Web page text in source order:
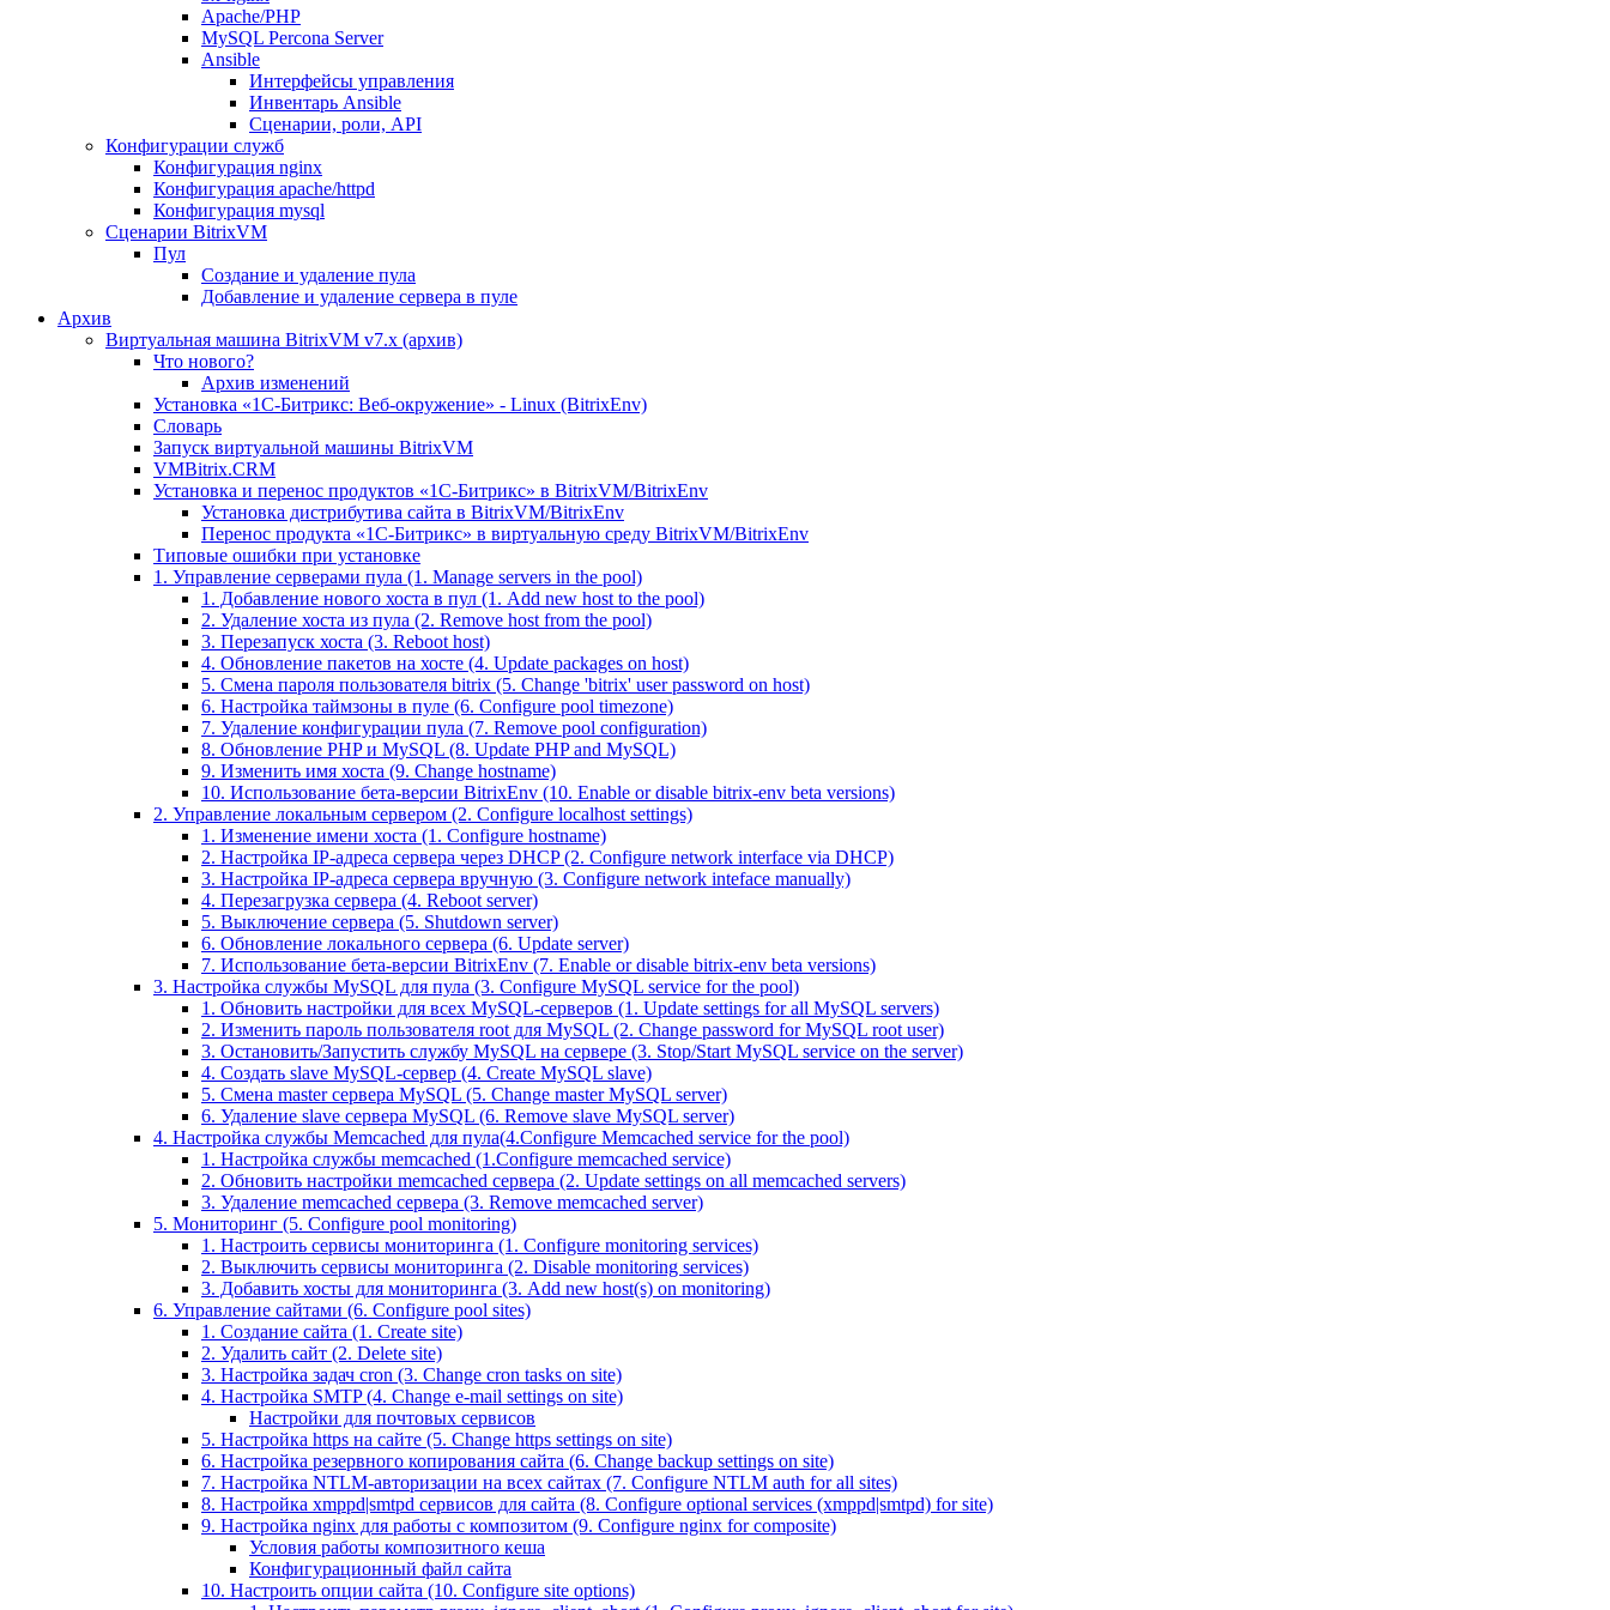
Apache/PHP
MySQL Percona Server
Ansible
Интерфейсы управления
Инвентарь Ansible
Сценарии, роли, API
Конфигурации служб
Конфигурация nginx
Конфигурация apache/httpd
Конфигурация mysql
Сценарии BitrixVM
Пул
Создание и удаление пула
Добавление и удаление сервера в пуле
Архив
Виртуальная машина BitrixVM v7.x (архив)
Что нового?
Архив изменений
Установка «1С-Битрикс: Веб-окружение» - Linux (BitrixEnv)
Словарь
Запуск виртуальной машины BitrixVM
VMBitrix.CRM
Установка и перенос продуктов «1С-Битрикс» в BitrixVM/BitrixEnv
Установка дистрибутива сайта в BitrixVM/BitrixEnv
Перенос продукта «1C-Битрикс» в виртуальную среду BitrixVM/BitrixEnv
Типовые ошибки при установке
1. Управление серверами пула (1. Manage servers in the pool)
1. Добавление нового хоста в пул (1. Add new host to the pool)
2. Удаление хоста из пула (2. Remove host from the pool)
3. Перезапуск хоста (3. Reboot host)
4. Обновление пакетов на хосте (4. Update packages on host)
5. Смена пароля пользователя bitrix (5. Change 'bitrix' user password on host)
6. Настройка таймзоны в пуле (6. Configure pool timezone)
7. Удаление конфигурации пула (7. Remove pool configuration)
8. Обновление PHP и MySQL (8. Update PHP and MySQL)
9. Изменить имя хоста (9. Change hostname)
10. Использование бета-версии BitrixEnv (10. Enable or disable bitrix-env beta versions)
2. Управление локальным сервером (2. Configure localhost settings)
1. Изменение имени хоста (1. Configure hostname)
2. Настройка IP-адреса сервера через DHCP (2. Configure network interface via DHCP)
3. Настройка IP-адреса сервера вручную (3. Configure network inteface manually)
4. Перезагрузка сервера (4. Reboot server)
5. Выключение сервера (5. Shutdown server)
6. Обновление локального сервера (6. Update server)
7. Использование бета-версии BitrixEnv (7. Enable or disable bitrix-env beta versions)
3. Настройка службы MySQL для пула (3. Configure MySQL service for the pool)
1. Обновить настройки для всех MySQL-серверов (1. Update settings for all MySQL servers)
2. Изменить пароль пользователя root для MySQL (2. Change password for MySQL root user)
3. Остановить/Запустить службу MySQL на сервере (3. Stop/Start MySQL service on the server)
4. Создать slave MySQL-сервер (4. Create MySQL slave)
5. Смена master сервера MySQL (5. Change master MySQL server)
6. Удаление slave сервера MySQL (6. Remove slave MySQL server)
4. Настройка службы Memcached для пула(4.Configure Memcached service for the pool)
1. Настройка службы memcached (1.Configure memcached service)
2. Обновить настройки memcached сервера (2. Update settings on all memcached servers)
3. Удаление memcached сервера (3. Remove memcached server)
5. Мониторинг (5. Configure pool monitoring)
1. Настроить сервисы мониторинга (1. Configure monitoring services)
2. Выключить сервисы мониторинга (2. Disable monitoring services)
3. Добавить хосты для мониторинга (3. Add new host(s) on monitoring)
6. Управление сайтами (6. Configure pool sites)
1. Создание сайта (1. Create site)
2. Удалить сайт (2. Delete site)
3. Настройка задач cron (3. Change cron tasks on site)
4. Настройка SMTP (4. Change e-mail settings on site)
Настройки для почтовых сервисов
5. Настройка https на сайте (5. Change https settings on site)
6. Настройка резервного копирования сайта (6. Change backup settings on site)
7. Настройка NTLM-авторизации на всех сайтах (7. Configure NTLM auth for all sites)
8. Настройка xmppd|smtpd сервисов для сайта (8. Configure optional services (xmppd|smtpd) for site)
9. Настройка nginx для работы с композитом (9. Configure nginx for composite)
Условия работы композитного кеша
Конфигурационный файл сайта
10. Настроить опции сайта (10. Configure site options)